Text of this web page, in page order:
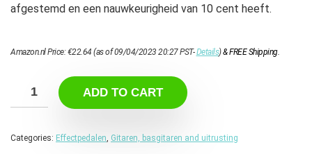
afgestemd en een nauwkeurigheid van 10 cent heeft.
Amazon.nl Price:€22.64 (as of 09/04/2023 20:27 PST-Details)&FREE Shipping.
ADD TO CART
Categories: Effectpedalen, Gitaren, basgitaren and uitrusting